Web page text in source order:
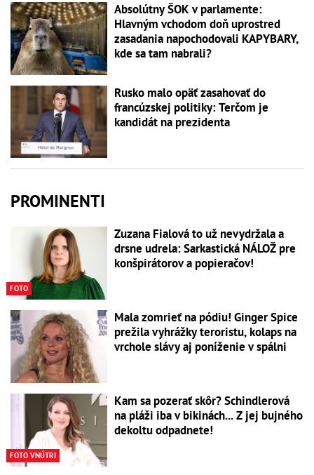
Absolútny ŠOK v parlamente:
Hlavným vchodom doň uprostred
zasadania napochodovali KAPYBARY,
kde sa tam nabrali?
Rusko malo opäť zasahovať do
francúzskej politiky: Terčom je
kandidát na prezidenta
PROMINENTI
FOTO
Zuzana Fialová to už nevydržala a
drsne udrela: Sarkastická NÁLOŽ pre
konšpirátorov a popieračov!
Mala zomrieť na pódiu! Ginger Spice
prežila vyhrážky teroristu, kolaps na
vrchole slávy aj poníženie v spálni
FOTO VNÚTRI
Kam sa pozerať skôr? Schindlerová
na pláži iba v bikinách... Z jej bujného
dekoltu odpadnete!